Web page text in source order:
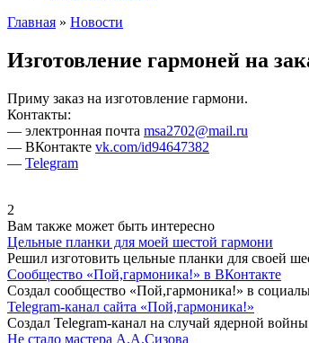
Главная » Новости
Изготовление гармоней на
Приму заказ на изготовление гармони.
Контакты:
— электронная почта msa2702@mail.ru
— ВКонтакте vk.com/id94647382
— Telegram
2
Вам также может быть интересно
Цельные планки для моей шестой гармони
Решил изготовить цельные планки для своей
Сообщество «Пой,гармоника!» в ВКонтакте
Создал сообщество «Пой,гармоника!» в
Telegram-канал сайта «Пой,гармоника!»
Создал Telegram-канал на случай ядерной
Не стало мастера А.А.Сизова